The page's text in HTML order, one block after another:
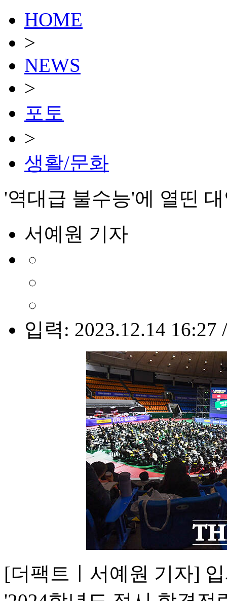
HOME
>
NEWS
>
포토
>
생활/문화
'역대급 불수능'에 열띤
서예원 기자
입력: 2023.12.14 16:27
[더팩트ㅣ서예원 기자]